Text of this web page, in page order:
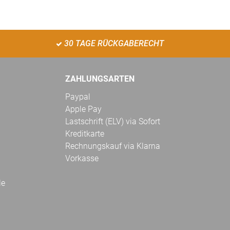
30 TAGE RÜCKGABERECHT
ZAHLUNGSARTEN
Paypal
Apple Pay
Lastschrift (ELV) via Sofort
Kreditkarte
Rechnungskauf via Klarna
Vorkasse